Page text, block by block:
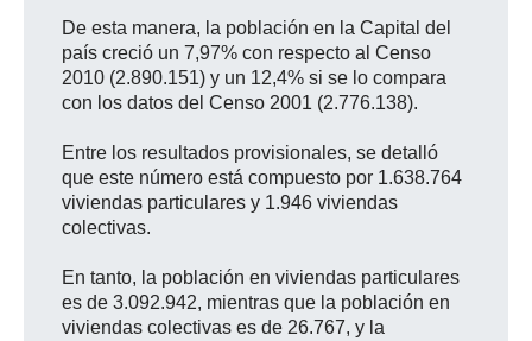
De esta manera, la población en la Capital del
país creció un 7,97% con respecto al Censo
2010 (2.890.151) y un 12,4% si se lo compara
con los datos del Censo 2001 (2.776.138).
Entre los resultados provisionales, se detalló
que este número está compuesto por 1.638.764
viviendas particulares y 1.946 viviendas
colectivas.
En tanto, la población en viviendas particulares
es de 3.092.942, mientras que la población en
viviendas colectivas es de 26.767, y la